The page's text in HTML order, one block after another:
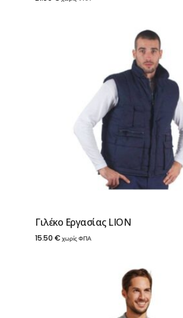
Γιλέκο Εργασίας LION
15.50 € χωρίς ΦΠΑ